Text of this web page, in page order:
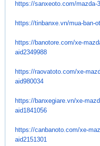
https://sanxeoto.com/mazda-
https://tinbanxe.vn/mua-ban-
https://banotore.com/xe-
aid2349988
https://raovatoto.com/xe-
aid980034
https://banxegiare.vn/xe-
aid1841056
https://canbanoto.com/xe-
aid2151301